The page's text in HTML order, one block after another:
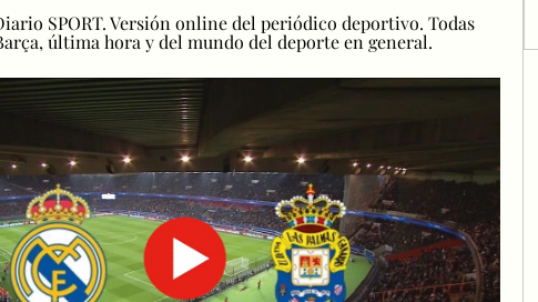
SPORT. Versión online del periódico deportivo. Todas
última hora y del mundo del deporte en general.